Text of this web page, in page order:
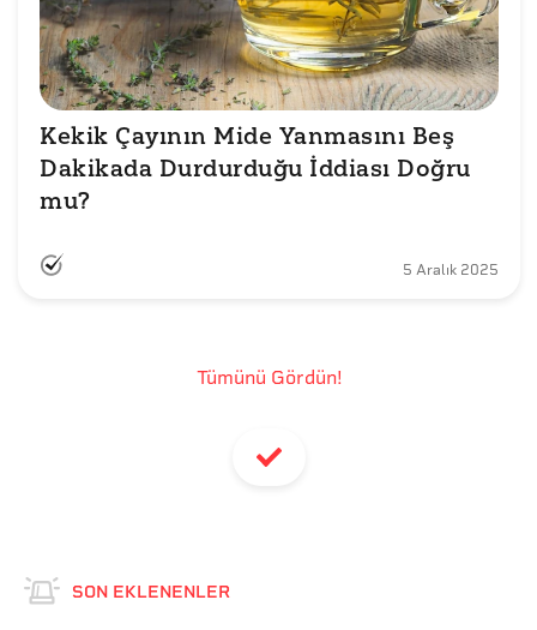
Kekik Çayının Mide Yanmasını Beş
Dakikada Durdurduğu İddiası Doğru
mu?
5 Aralık 2025
Tümünü Gördün!
SON EKLENENLER